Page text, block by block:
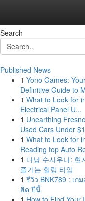
Search
Published News
1 Yono Games: Your
Definitive Guide to
1 What to Look for
Electrical Panel U...
1 Unearthing
Used Cars Under
1 What to Look for
Reading top Auto
1 다낭 수사우나: 현
즐기는 힐링 타임
1 รีวิว BNK789 : เก
ฮิต ปีนี้
1 How to Find Your